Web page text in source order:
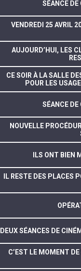
SÉANCE
VENDREDI 25 AVRIL
AUJOURD’HUI, LES
CE SOIR À LA SALLE
POUR LES
SÉANCE
NOUVELLE
ILS ONT BIEN
IL RESTE DES PLACES
DEUX SÉANCES DE
C’EST LE MOMENT